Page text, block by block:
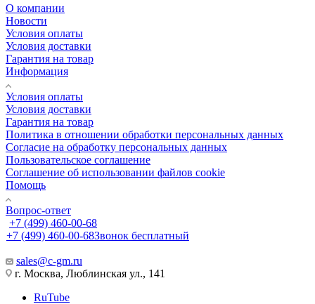
О компании
Новости
Условия оплаты
Условия доставки
Гарантия на товар
Информация
Условия оплаты
Условия доставки
Гарантия на товар
Политика в отношении обработки персональных данных
Cогласие на обработку персональных данных
Пользовательское соглашение
Cоглашение об использовании файлов cookie
Помощь
Вопрос-ответ
+7 (499) 460-00-68
+7 (499) 460-00-68Звонок бесплатный
sales@c-gm.ru
г. Москва, Люблинская ул., 141
RuTube